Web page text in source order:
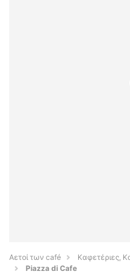
Αετοί των café
Καφετέριες,
Piazza di Cafe